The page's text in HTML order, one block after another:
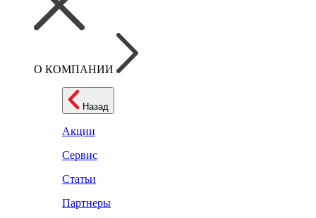
О КОМПАНИИ
Назад
Акции
Сервис
Статьи
Партнеры